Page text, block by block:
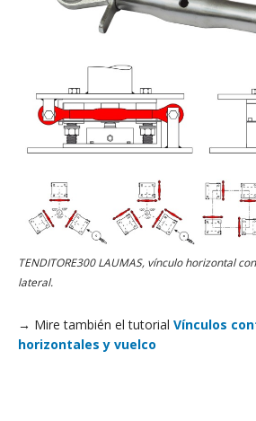
TENDITORE300 LAUMAS, vínculo horizontal
lateral.
→ Mire también el tutorial Vínculos
horizontales y vuelco